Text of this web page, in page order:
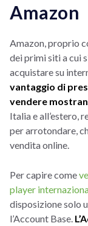
Amazon
Amazon, proprio
dei primi siti a cui
acquistare su
vantaggio di
vendere
Italia e all’estero,
per arrotondare,
vendita online.
Per capire come
player
disposizione solo
l’Account Base.